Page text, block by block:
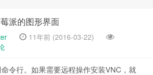
派的图形界面
11年前 (2016-03-22)
令行。如果需要远程操作安装VNC，就